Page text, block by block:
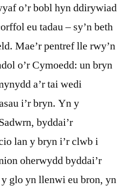
o’r bobl hyn ddirywiad
eu tadau – sy’n beth
Mae’r pentref lle rwy’n
o’r Cymoedd: un bryn
a’r tai wedi
i’r bryn. Yn y
byddai’r
lan y bryn i’r clwb i
oherwydd byddai’r
glo yn llenwi eu bron, yn